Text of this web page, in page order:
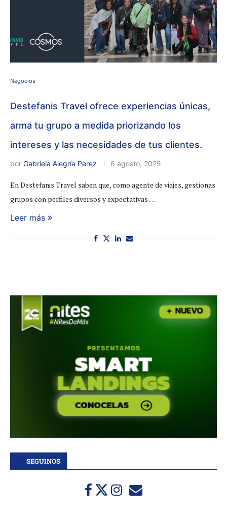
Negocios
Destefanis Travel ofrece experiencias únicas,
arma tu grupo a medida priorizando los
intereses y las necesidades de tus clientes.
por Gabriela Alegría Perez 6 agosto, 2025
En Destefanis Travel saben que, como agente de viajes, gestionas
grupos con perfiles diversos y expectativas …
Leer más
SEGUINOS